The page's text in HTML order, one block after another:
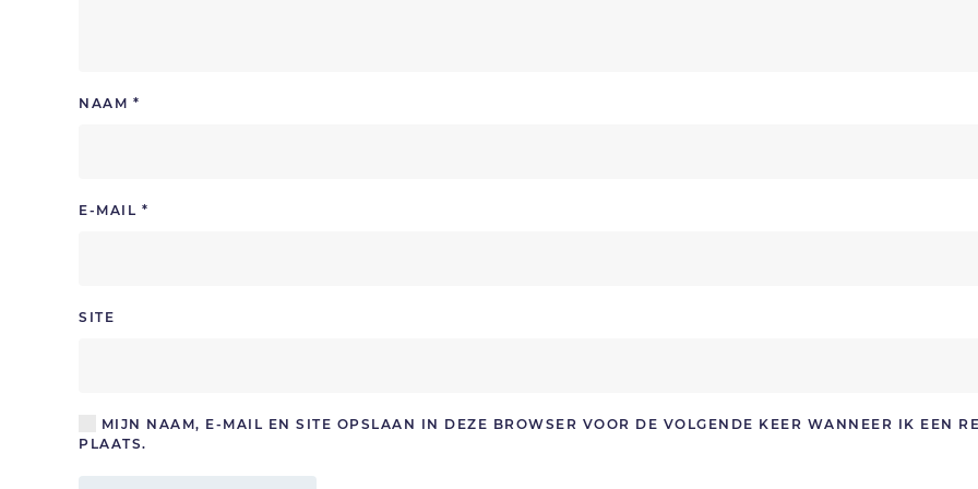
NAAM *
E-MAIL *
SITE
MIJN NAAM, E-MAIL EN SITE OPSLAAN IN DEZE BROWSER VOOR DE VOLGENDE KEER WANNEER IK EEN
PLAATS.